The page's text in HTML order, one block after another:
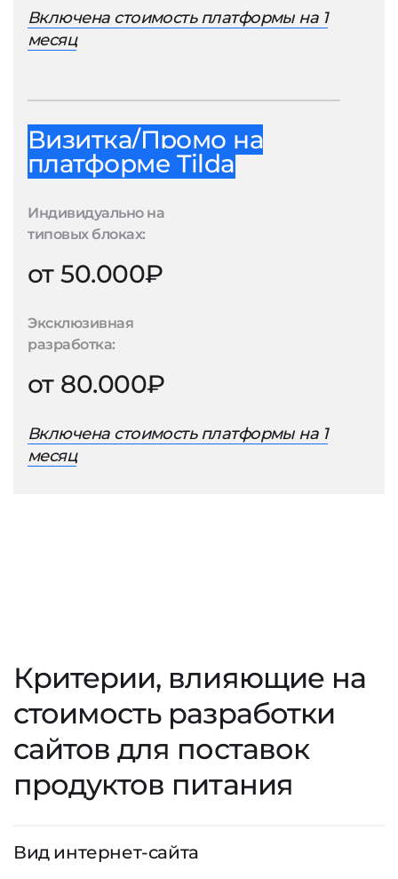
Включена стоимость платформы на 1
месяц
Визитка/Промо на
платформе Tilda
Индивидуально на
типовых блоках:
от 50.000₽
Эксклюзивная
разработка:
от 80.000₽
Включена стоимость платформы на 1
месяц
Критерии, влияющие на
стоимость разработки
сайтов для поставок
продуктов питания
Вид интернет-сайта